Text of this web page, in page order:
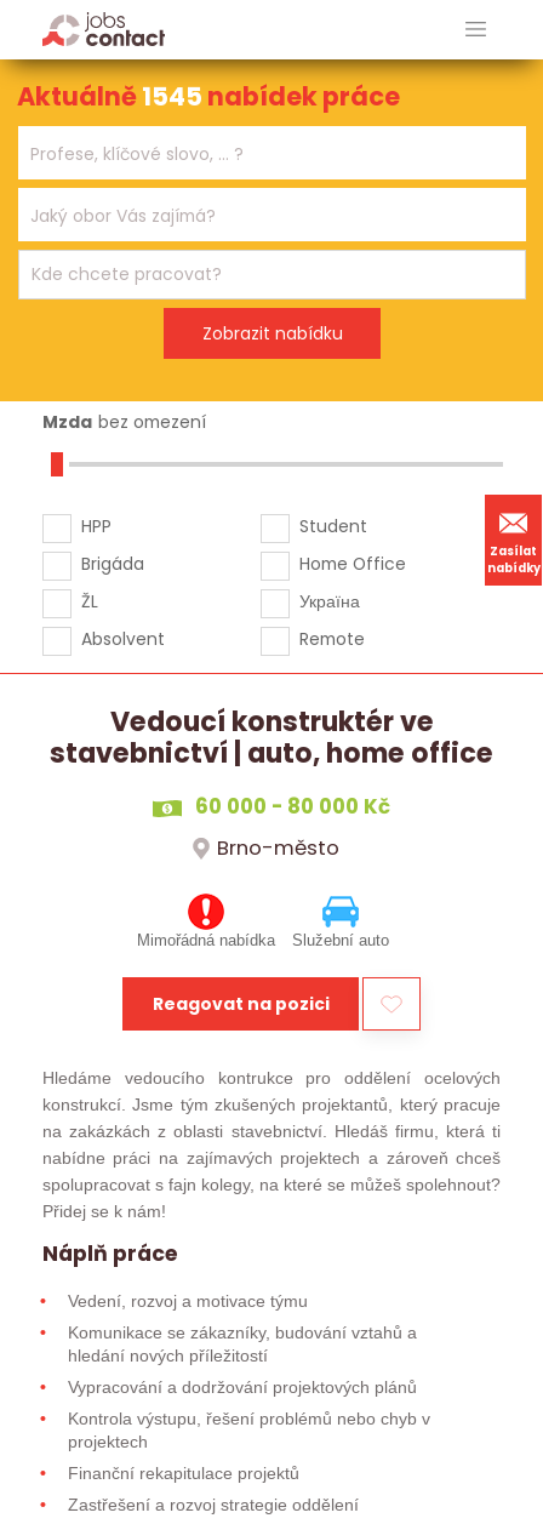
Zasílat
nabídky
Aktuálně1545 nabídek práce
Mzda bez omezení
HPP
Brigáda
ŽL
Absolvent
Student
Home Office
Україна
Remote
Vedoucí konstruktér ve
stavebnictví | auto, home office
60 000 - 80 000 Kč
Brno-město
Mimořádná nabídka Služební auto
Reagovat na pozici
Hledáme vedoucího kontrukce pro oddělení ocelových
konstrukcí. Jsme tým zkušených projektantů, který pracuje
na zakázkách z oblasti stavebnictví. Hledáš firmu, která ti
nabídne práci na zajímavých projektech a zároveň chceš
spolupracovat s fajn kolegy, na které se můžeš spolehnout?
Přidej se k nám!
Náplň práce
Vedení, rozvoj a motivace týmu
Komunikace se zákazníky, budování vztahů a
hledání nových příležitostí
Vypracování a dodržování projektových plánů
Kontrola výstupu, řešení problémů nebo chyb v
projektech
Finanční rekapitulace projektů
Zastřešení a rozvoj strategie oddělení